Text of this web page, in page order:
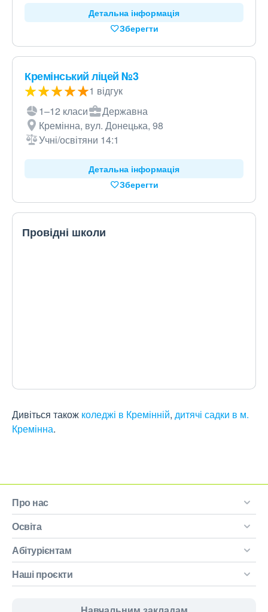
Детальна інформація
Зберегти
Кремінський ліцей №3
1 відгук
1–12 класи
Державна
Кремінна, вул. Донецька, 98
Учні/освітяни 14:1
Детальна інформація
Зберегти
Провідні школи
Дивіться також коледжі в Кремінній, дитячі садки в м.
Кремінна.
Про нас
Освіта
Абітурієнтам
Наші проєкти